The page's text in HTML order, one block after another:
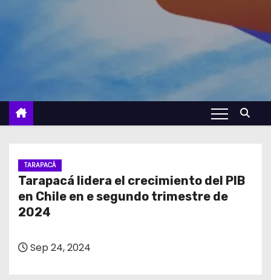
TARAPACÁ
Tarapacá lidera el crecimiento del PIB
en Chile en e segundo trimestre de
2024
Sep 24, 2024